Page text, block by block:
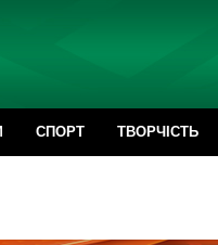
СПОРТ ТВОРЧІСТЬ